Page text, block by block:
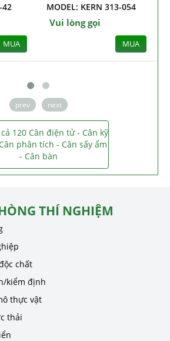
42
MUA
MODEL: KERN 313-054
Vui lòng gọi
MUA
prev next
120 Cân điện tử - Cân kỹ
phân tích - Cân sấy ẩm
- Cân bàn
THÍ NGHIỆM
chất
kiểm định
thực vật
thải